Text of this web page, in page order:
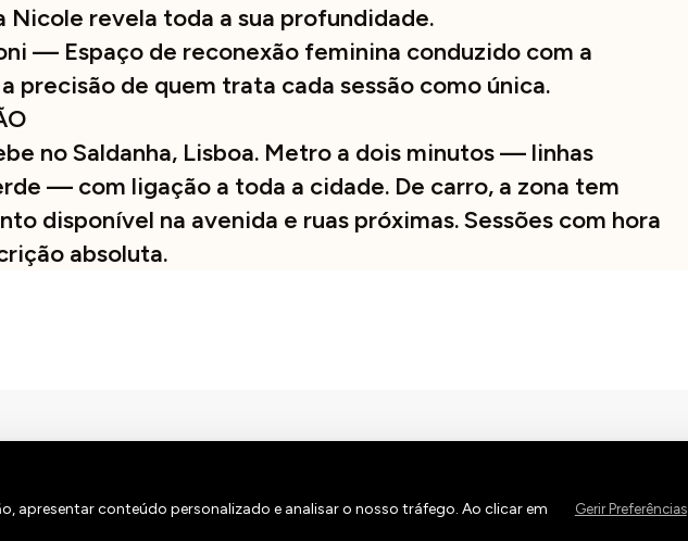
Nicole revela toda a sua profundidade.
— Espaço de reconexão feminina conduzido com a
precisão de quem trata cada sessão como única.
no Saldanha, Lisboa. Metro a dois minutos — linhas
— com ligação a toda a cidade. De carro, a zona tem
disponível na avenida e ruas próximas. Sessões com hora
absoluta.
apresentar conteúdo personalizado e analisar o nosso tráfego. Ao clicar em
Gerir Preferências